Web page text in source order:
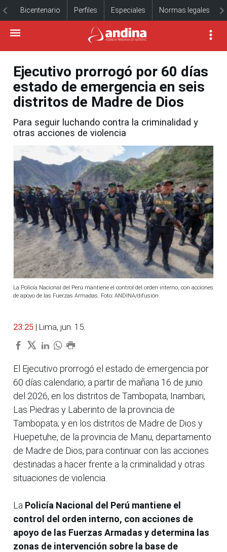
Bicentenario Perfiles Especiales Normas legales
Ejecutivo prorrogó por 60 días
estado de emergencia en seis
distritos de Madre de Dios
Para seguir luchando contra la criminalidad y
otras acciones de violencia
La Policía Nacional del Perú mantiene el control del orden interno, con acciones
de apoyo de las Fuerzas Armadas. Foto: ANDINA/difusión.
23:25 | Lima, jun. 15.
El Ejecutivo prorrogó el estado de emergencia por
60 días calendario, a partir de mañana 16 de junio
del 2026, en los distritos de Tambopata, Inambari,
Las Piedras y Laberinto de la provincia de
Tambopata; y en los distritos de Madre de Dios y
Huepetuhe, de la provincia de Manu, departamento
de Madre de Dios, para continuar con las acciones
destinadas a hacer frente a la criminalidad y otras
situaciones de violencia.
La Policía Nacional del Perú mantiene el
control del orden interno, con acciones de
apoyo de las Fuerzas Armadas y determina las
zonas de intervención sobre la base de